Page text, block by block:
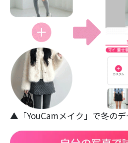
▲「YouCamメイク」で冬の